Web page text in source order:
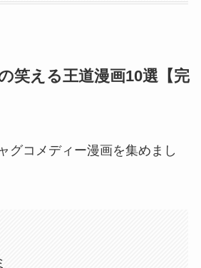
笑える王道漫画10選【完
グコメディー漫画を集めまし